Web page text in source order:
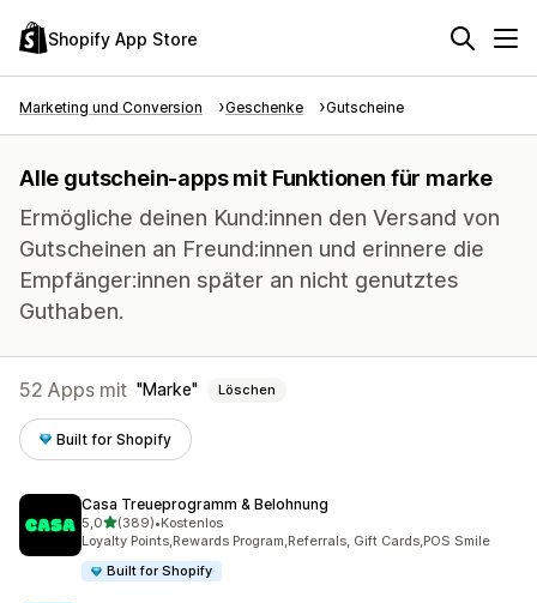
Shopify App Store
Marketing und Conversion Geschenke Gutscheine
Alle gutschein-apps mit Funktionen für marke
Ermögliche deinen Kund:innen den Versand von
Gutscheinen an Freund:innen und erinnere die
Empfänger:innen später an nicht genutztes
Guthaben.
52 Apps mit Marke Löschen
Built for Shopify
Casa Treueprogramm & Belohnung
5,0von 5 Sternen
(389)
389 Rezensionen insgesamt
•Kostenlos
Loyalty Points,Rewards Program,Referrals, Gift Cards,POS Smile
Built for Shopify